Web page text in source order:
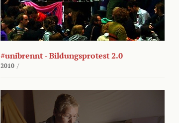
#unibrennt - Bildungsprotest 2.0
2010 /